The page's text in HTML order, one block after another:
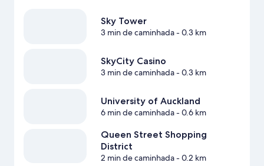
Sky Tower
3 min de caminhada- 0.3 km
SkyCity Casino
3 min de caminhada- 0.3 km
University of Auckland
6 min de caminhada- 0.6 km
Queen Street Shopping
District
2 min de caminhada- 0.2 km